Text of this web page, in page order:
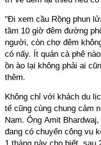
"Đi xem cầu Rồng phun
tầm 10 giờ đêm đường
người, còn chợ đêm
có nấy. Ít quán cà phê
ồn ào lại không phải ai
thêm.
Không chỉ với khách du
tế cũng cùng chung cảm
Nam. Ông Amit
đang có chuyến công vụ